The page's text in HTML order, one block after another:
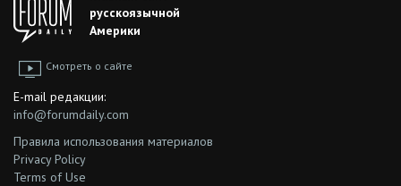
русскоязычной
Америки
Смотреть о сайте
E-mail редакции:
info@forumdaily.com
Правила использования материалов
Privacy Policy
Terms of Use